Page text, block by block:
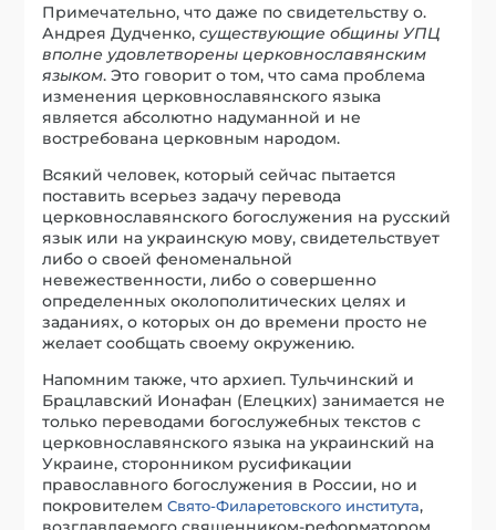
Примечательно, что даже по свидетельству о.
Андрея Дудченко,существующие общины УПЦ
вполне удовлетворены церковнославянским
языком. Это говорит о том, что сама проблема
изменения церковнославянского языка
является абсолютно надуманной и не
востребована церковным народом.
Всякий человек, который сейчас пытается
поставить всерьез задачу перевода
церковнославянского богослужения на русский
язык или на украинскую мову, свидетельствует
либо о своей феноменальной
невежественности, либо о совершенно
определенных околополитических целях и
заданиях, о которых он до времени просто не
желает сообщать своему окружению.
Напомним также, что архиеп. Тульчинский и
Брацлавский Ионафан (Елецких) занимается не
только переводами богослужебных текстов с
церковнославянского языка на украинский на
Украине, сторонником русификации
православного богослужения в России, но и
покровителемСвято-Филаретовского института,